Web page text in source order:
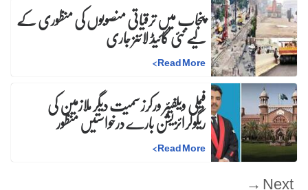
پنجاب میں ترقیاتی منصوبوں کی منظوری کے
لیے نئی گائیڈ لائنز جاری
Read More
>
فیملی ویلفیئر ورکرز سمیت دیگر ملازمین کی
ریگولرائزیشن بارے درخواستیں منظور
Read More
>